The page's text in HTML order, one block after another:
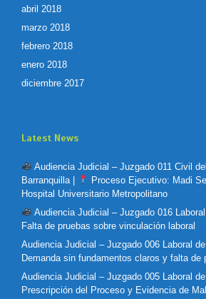
abril 2018
marzo 2018
febrero 2018
enero 2018
diciembre 2017
Latest News
Audiencia Judicial – Juzgado 011 Civil
Barranquilla |
Proceso Ejecutivo: Madi
Hospital Universitario Metropolitano
Audiencia Judicial – Juzgado 016
Falta de pruebas sobre vinculación laboral
Audiencia Judicial – Juzgado 006 Laboral de
Demanda sin fundamentos claros y falta de
Audiencia Judicial – Juzgado 005 Laboral de
Prescripción del Proceso y Evidencia de